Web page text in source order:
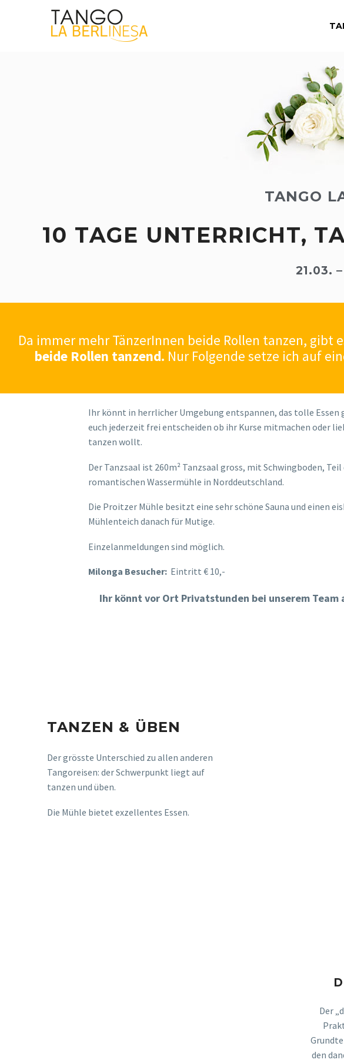
TANGO
10 TAGE UNTERRICHT,
21.03.
Da immer mehr TänzerInnen beide Rollen tanzen, gibt
beide Rollen tanzend. Nur Folgende setze ich auf
Ihr könnt in herrlicher Umgebung entspannen, das tolle Essen
euch jederzeit frei entscheiden ob ihr Kurse mitmachen oder
tanzen wollt.
Der Tanzsaal ist 260m² Tanzsaal gross, mit Schwingboden,
romantischen Wassermühle in Norddeutschland.
Die Proitzer Mühle besitzt eine sehr schöne Sauna und einen
Mühlenteich danach für Mutige.
Einzelanmeldungen sind möglich.
Milonga Besucher: Eintritt € 10,-
Ihr könnt vor Ort Privatstunden bei unserem
TANZEN & ÜBEN
Der grösste Unterschied zu allen anderen
Tangoreisen: der Schwerpunkt liegt auf
tanzen und üben.
Die Mühle bietet exzellentes Essen.
Der
den